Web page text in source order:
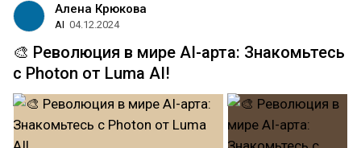
Алена Крюкова
AI 04.12.2024
🎨 Революция в мире AI-арта: Знакомьтесь
с Photon от Luma AI!